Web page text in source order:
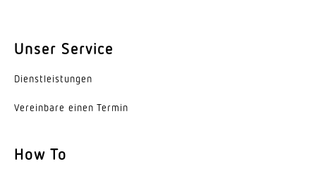
Farbabweichung LED
SDCM3
Mit Leuchtmittel
Leuchtmittel
Unser Service
Dienst­leis­tungen
Vereinbare einen Termin
How To